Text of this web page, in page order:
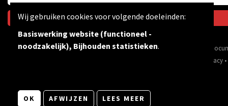
Via inspirerende films &
Privacy •
Wij gebruiken cookies voor volgende doeleinden:
Basiswerking website (functioneel -
noodzakelijk), Bijhouden statistieken.
OK AFWIJZEN LEES MEER